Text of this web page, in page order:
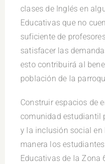
clases de Inglés en
Educativas que no
suficiente de
satisfacer las
esto contribuirá al
población de la
Construir espacios de
comunidad estudiantil
y la inclusión social en
manera los
Educativas de la Zona